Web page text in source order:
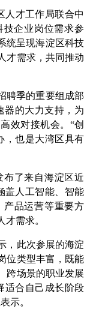
才工作局联合中
技企业岗位需求参
统呈现海淀区科技
才需求，共同推动
季的重要组成部
器的大力支持，为
效对接机会。“创
，也是大湾区具有
了来自海淀区近
盖人工智能、智能
产品运营等重要方
需求。
此次参展的海淀
位类型丰富，既能
跨场景的职业发展
适合自己成长阶段
示。